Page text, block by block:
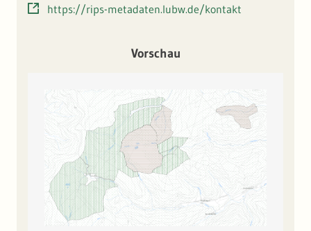
https://rips-metadaten.lubw.de/kontakt
Vorschau